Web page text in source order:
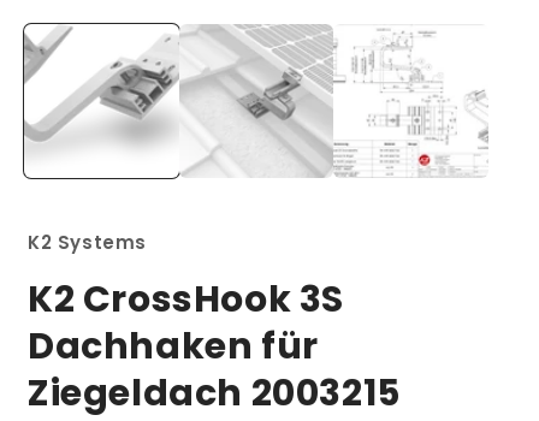
in
Modal
öffnen
K2 Systems
K2 CrossHook 3S
Dachhaken für
Ziegeldach 2003215